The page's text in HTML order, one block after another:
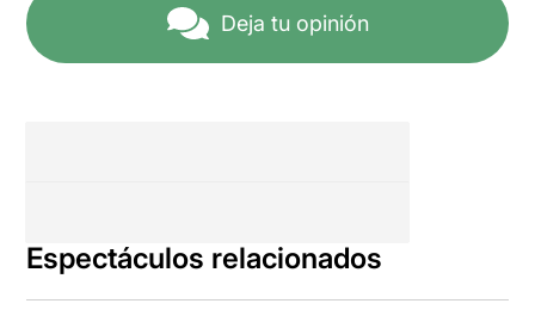
Deja tu opinión
Espectáculos relacionados